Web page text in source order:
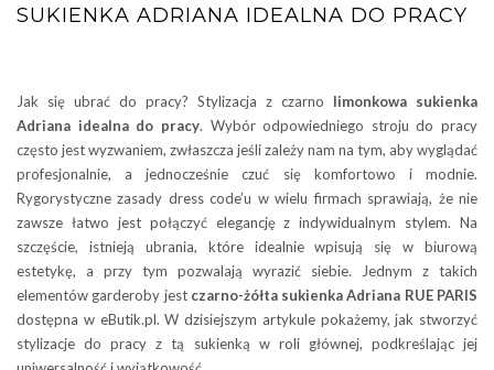
SUKIENKA ADRIANA IDEALNA DO PRACY
Jak się ubrać do pracy? Stylizacja z czarno limonkowa sukienka
Adriana idealna do pracy. Wybór odpowiedniego stroju do pracy
często jest wyzwaniem, zwłaszcza jeśli zależy nam na tym, aby wyglądać
profesjonalnie, a jednocześnie czuć się komfortowo i modnie.
Rygorystyczne zasady dress code’u w wielu firmach sprawiają, że nie
zawsze łatwo jest połączyć elegancję z indywidualnym stylem. Na
szczęście, istnieją ubrania, które idealnie wpisują się w biurową
estetykę, a przy tym pozwalają wyrazić siebie. Jednym z takich
elementów garderoby jest czarno-żółta sukienka Adriana RUE PARIS
dostępna w eButik.pl. W dzisiejszym artykule pokażemy, jak stworzyć
stylizacje do pracy z tą sukienką w roli głównej, podkreślając jej